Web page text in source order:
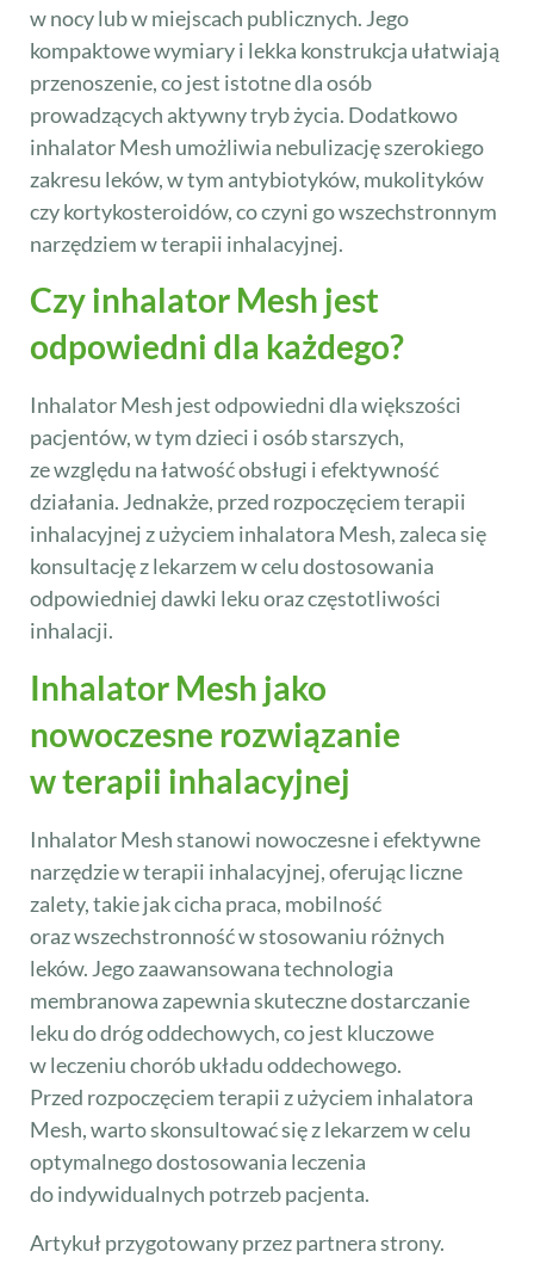
w nocy lub w miejscach publicznych. Jego
kompaktowe wymiary i lekka konstrukcja ułatwiają
przenoszenie, co jest istotne dla osób
prowadzących aktywny tryb życia. Dodatkowo
inhalator Mesh umożliwia nebulizację szerokiego
zakresu leków, w tym antybiotyków, mukolityków
czy kortykosteroidów, co czyni go wszechstronnym
narzędziem w terapii inhalacyjnej.
Czy inhalator Mesh jest
odpowiedni dla każdego?
Inhalator Mesh jest odpowiedni dla większości
pacjentów, w tym dzieci i osób starszych,
ze względu na łatwość obsługi i efektywność
działania. Jednakże, przed rozpoczęciem terapii
inhalacyjnej z użyciem inhalatora Mesh, zaleca się
konsultację z lekarzem w celu dostosowania
odpowiedniej dawki leku oraz częstotliwości
inhalacji.
Inhalator Mesh jako
nowoczesne rozwiązanie
w terapii inhalacyjnej
Inhalator Mesh stanowi nowoczesne i efektywne
narzędzie w terapii inhalacyjnej, oferując liczne
zalety, takie jak cicha praca, mobilność
oraz wszechstronność w stosowaniu różnych
leków. Jego zaawansowana technologia
membranowa zapewnia skuteczne dostarczanie
leku do dróg oddechowych, co jest kluczowe
w leczeniu chorób układu oddechowego.
Przed rozpoczęciem terapii z użyciem inhalatora
Mesh, warto skonsultować się z lekarzem w celu
optymalnego dostosowania leczenia
do indywidualnych potrzeb pacjenta.
Artykuł przygotowany przez partnera strony.